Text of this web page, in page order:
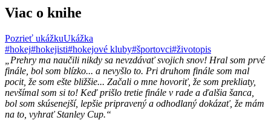
Viac o knihe
Pozrieť ukážkuUkážka
#hokej#hokejisti#hokejové kluby#športovci#životopis
„Prehry ma naučili nikdy sa nevzdávať svojich snov! Hral som prvé
finále, bol som blízko... a nevyšlo to. Pri druhom finále som mal
pocit, že som ešte bližšie... Začali o mne hovoriť, že som prekliaty,
nevšímal som si to! Keď prišlo tretie finále v rade a ďalšia šanca,
bol som skúsenejší, lepšie pripravený a odhodlaný dokázať, že mám
na to, vyhrať Stanley Cup.“